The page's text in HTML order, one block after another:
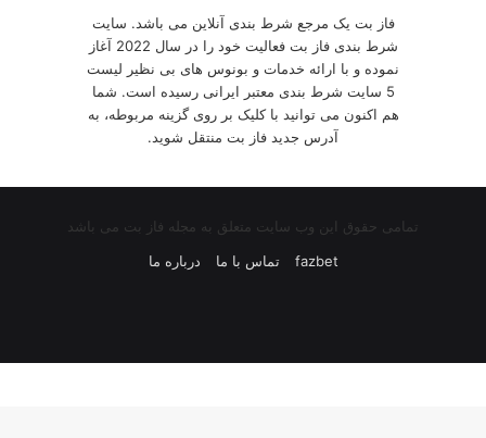
فاز بت یک مرجع شرط بندی آنلاین می باشد. سایت
شرط بندی فاز بت فعالیت خود را در سال 2022 آغاز
نموده و با ارائه خدمات و بونوس های بی نظیر لیست
5 سایت شرط بندی معتبر ایرانی رسیده است. شما
هم اکنون می توانید با کلیک بر روی گزینه مربوطه، به
آدرس جدید فاز بت منتقل شوید.
تمامی حقوق این وب سایت متعلق به مجله فاز بت می باشد
fazbet
تماس با ما درباره ما